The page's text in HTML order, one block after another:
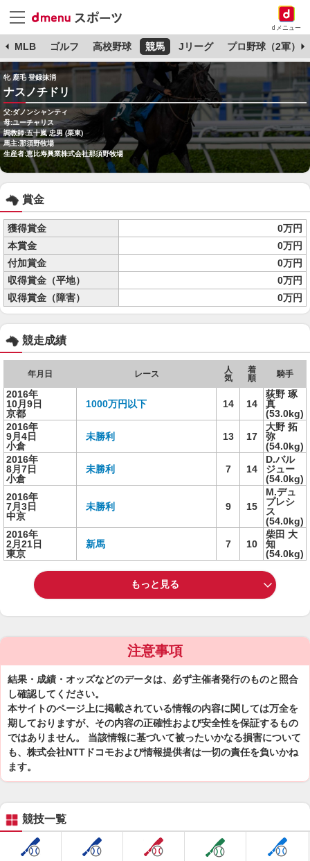
dメニュー
MLB ゴルフ 高校野球 競馬 Jリーグ プロ野球（2軍）
牝 鹿毛 登録抹消
ナスノチドリ
父:ダノンシャンティ
母:ユーチャリス
調教師:五十嵐 忠男 (栗東)
馬主:那須野牧場
生産者:恵比寿興業株式会社那須野牧場
賞金
獲得賞金
0万円
本賞金
0万円
付加賞金
0万円
収得賞金（平地）
0万円
収得賞金（障害）
0万円
競走成績
年月日 レース
人
気
着
順
騎手
2016年
10月9日
京都
1000万円以下 14 14
荻野 琢
真
(53.0kg)
2016年
9月4日
小倉
未勝利 13 17
大野 拓
弥
(54.0kg)
2016年
8月7日
小倉
未勝利 7 14
D.バル
ジュー
(54.0kg)
2016年
7月3日
中京
未勝利 9 15
M.デュ
プレシ
ス
(54.0kg)
2016年
2月21日
東京
新馬 7 10
柴田 大
知
(54.0kg)
もっと見る
注意事項
結果・成績・オッズなどのデータは、必ず主催者発行のものと照合
し確認してください。
本サイトのページ上に掲載されている情報の内容に関しては万全を
期しておりますが、その内容の正確性および安全性を保証するもの
ではありません。 当該情報に基づいて被ったいかなる損害について
も、株式会社NTTドコモおよび情報提供者は一切の責任を負いかね
ます。
競技一覧